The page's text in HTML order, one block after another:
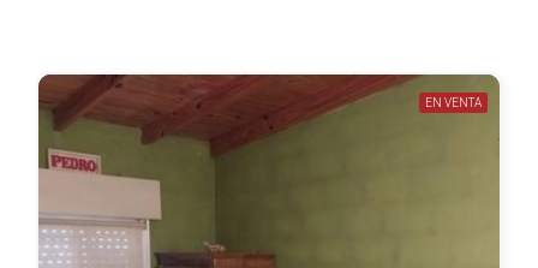
EN VENTA